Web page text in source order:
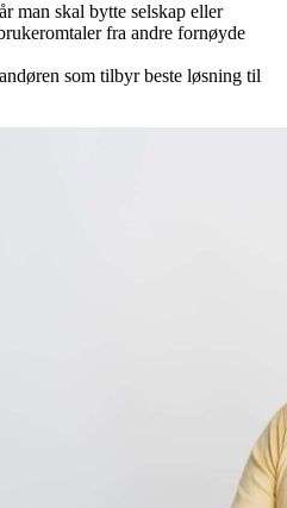
man skal bytte selskap eller
fra andre fornøyde
som tilbyr beste løsning til